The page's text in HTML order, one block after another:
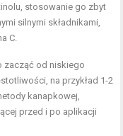
stosowanie go zbyt
silnymi składnikami,
C.
zacząć od niskiego
na przykład 1-2
kanapkowej,
przed i po aplikacji